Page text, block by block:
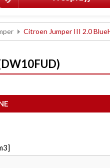
Citroen Jumper III 2.0